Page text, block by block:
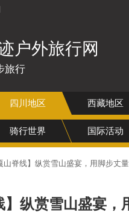
户外旅行网
旅行
四川地区 西藏地区
骑行世界 国际活动
山脊线】纵赏雪山盛宴，用脚步丈
】纵赏雪山盛宴